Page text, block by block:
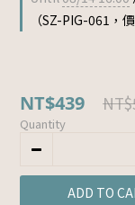
（SZ-PIG-061，
NT$439
Quantity
ADD TO